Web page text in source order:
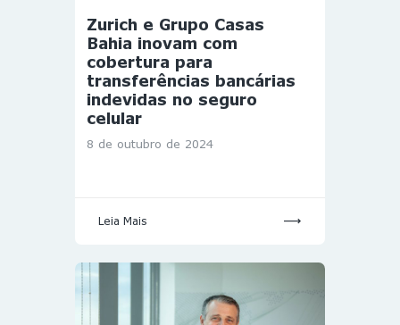
Zurich e Grupo Casas
Bahia inovam com
cobertura para
transferências bancárias
indevidas no seguro
celular
8 de outubro de 2024
Leia Mais